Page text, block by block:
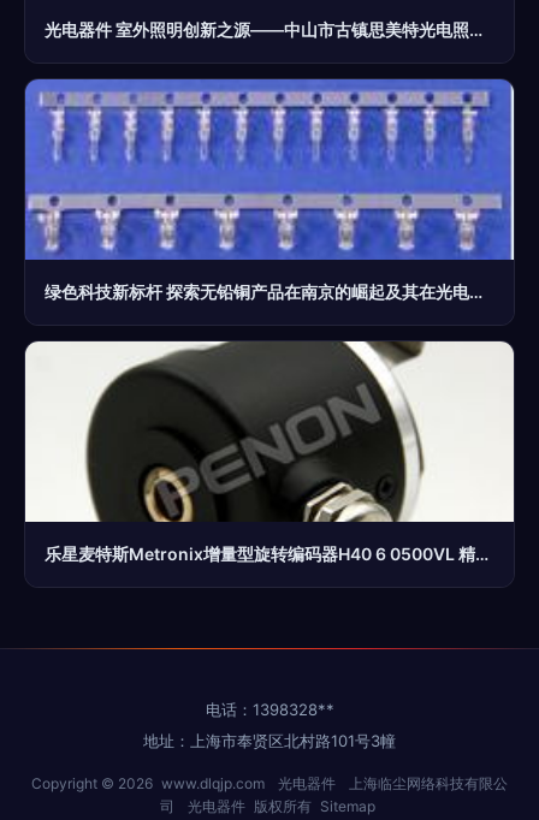
光电器件 室外照明创新之源——中山市古镇思美特光电照明厂的产品布局
绿色科技新标杆 探索无铅铜产品在南京的崛起及其在光电器件中的应用预见
乐星麦特斯Metronix增量型旋转编码器H40 6 0500VL 精密光电技术的卓越代表
电话：1398328**
地址：上海市奉贤区北村路101号3幢
Copyright © 2026 www.dlqjp.com 光电器件
上海临尘网络科技有限公
司
光电器件 版权所有 Sitemap